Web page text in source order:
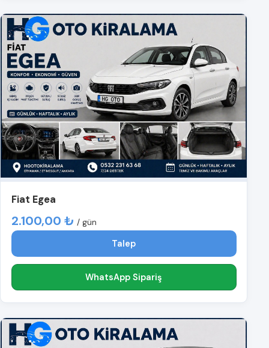
Fiat Egea
2.100,00 ₺ / gün
Talep
WhatsApp Sipariş